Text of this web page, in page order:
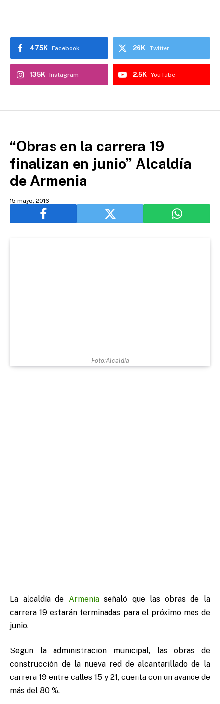
Facebook
475K Twitter
26K
Instagram
135K YouTube
2.5K
“Obras en la carrera 19
finalizan en junio” Alcaldía
de Armenia
15 mayo, 2016
Foto:Alcaldía
La alcaldía de Armeniaseñaló que las obras de la
carrera 19 estarán terminadas para el próximo mes de
junio.
Según la administración municipal, las obras de
construcción de la nueva red de alcantarillado de la
carrera 19 entre calles 15 y 21, cuenta con un avance de
más del 80 %.